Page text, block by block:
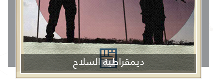
ديمقراطية السلاح